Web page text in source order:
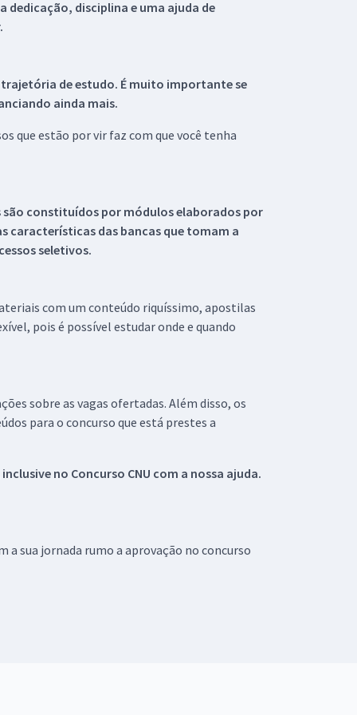
dedicação, disciplina e uma ajuda de
de estudo. É muito importante se
ainda mais.
que estão por vir faz com que você tenha
são constituídos por módulos elaborados por
características das bancas que tomam a
seletivos.
com um conteúdo riquíssimo, apostilas
pois é possível estudar onde e quando
sobre as vagas ofertadas. Além disso, os
para o concurso que está prestes a
no Concurso CNU com a nossa ajuda.
a sua jornada rumo a aprovação no concurso